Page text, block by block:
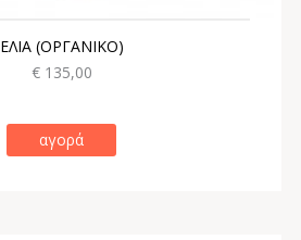
ΕΛΙΑ (ΟΡΓΑΝΙΚΟ)
€ 135,00
αγορά